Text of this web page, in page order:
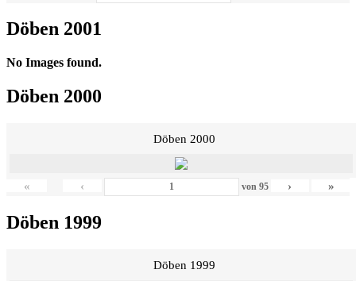
Döben 2001
No Images found.
Döben 2000
Döben 2000
« ‹ von 95 › »
Döben 1999
Döben 1999